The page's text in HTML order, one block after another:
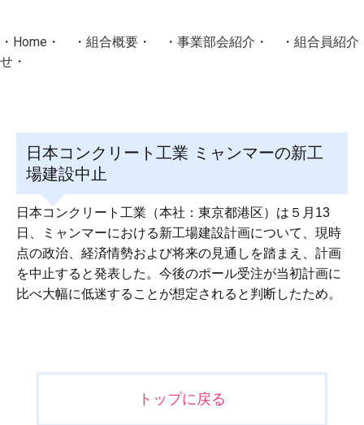
・ Home ・ ・ 組合概要 ・ ・ 事業部会紹介 ・ ・ 組合員紹介
せ ・
協同組合Masters／
国土交通省・経済産業省・農林水産省・厚生労働省 認可
Masters組合員ログイン
日本コンクリート工業 ミャンマーの新工
場建設中止
日本コンクリート工業（本社：東京都港区）は５月13
日、ミャンマーにおける新工場建設計画について、現時
点の政治、経済情勢および将来の見通しを踏まえ、計画
を中止すると発表した。今後のポール受注が当初計画に
比べ大幅に低迷することが想定されると判断したため。
トップに戻る